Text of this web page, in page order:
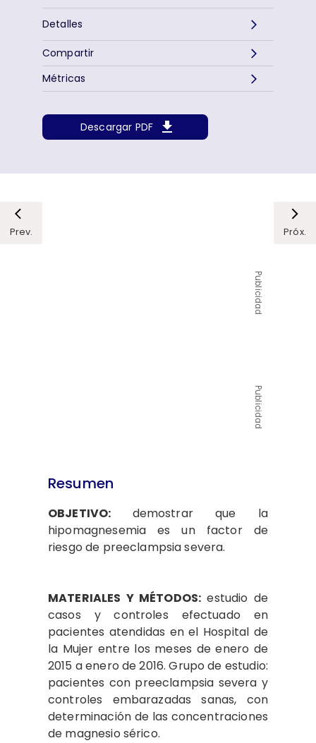
Detalles
Descargar PDF
Métricas
Compartir
Prev. Próx.
Publicidad
Publicidad
Resumen
OBJETIVO: demostrar que la
hipomagnesemia es un factor de
riesgo de preeclampsia severa.
MATERIALES Y MÉTODOS: estudio de
casos y controles efectuado en
pacientes atendidas en el Hospital de
la Mujer entre los meses de enero de
2015 a enero de 2016. Grupo de estudio:
pacientes con preeclampsia severa y
controles embarazadas sanas, con
determinación de las concentraciones
de magnesio sérico.